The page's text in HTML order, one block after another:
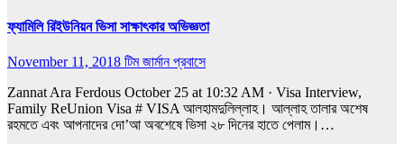
ফ্যামিলি রিইউনিয়ন ভিসা সাক্ষাৎকার অভিজ্ঞতা
November 11, 2018 টিম জার্মান প্রবাসে
Zannat Ara Ferdous October 25 at 10:32 AM · Visa Interview,
Family ReUnion Visa # VISA আলহামদুলিল্লাহ। আল্লাহ তালার অশেষ
রহমতে এবং আপনাদের দো’আ অবশেষে ভিসা ২৮ দিনের হাতে পেলাম।…